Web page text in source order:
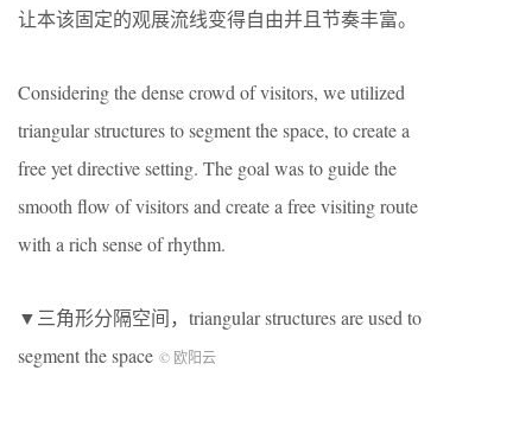
让本该固定的观展流线变得自由并且节奏丰富。
Considering the dense crowd of visitors, we utilized
triangular structures to segment the space, to create a
free yet directive setting. The goal was to guide the
smooth flow of visitors and create a free visiting route
with a rich sense of rhythm.
▼三角形分隔空间，triangular structures are used to
segment the space © 欧阳云